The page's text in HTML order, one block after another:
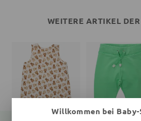
WEITERE ARTIKEL
Willkommen bei Baby-